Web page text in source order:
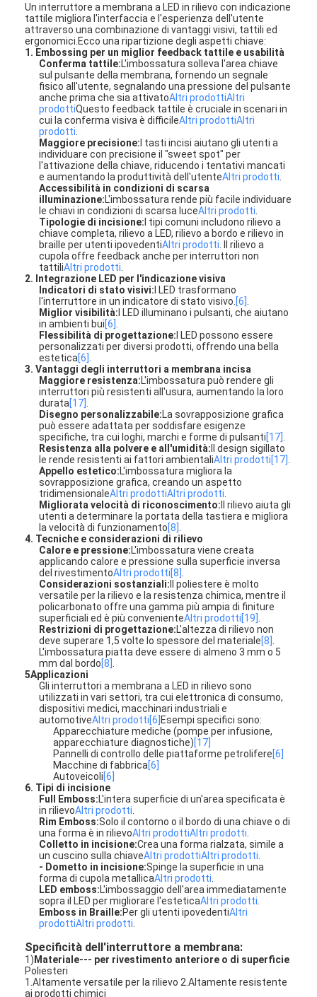
Casa.
Prodotti
Video
Spettacolo VR
Su di noi
Visita alla fabbrica
Controllo della qualità
Contattaci
Notizie
Chiedi un preventivo
Commutatore di membrana del LED
Commutatore di membrana tattile
Un interruttore a membrana a LED in rilievo con indicazione
tattile migliora l'interfaccia e l'esperienza dell'utente
attraverso una combinazione di vantaggi visivi, tattili ed
ergonomici.Ecco una ripartizione degli aspetti chiave:
1. Embossing per un miglior feedback tattile e usabilità
Conferma tattile:L'imbossatura solleva l'area chiave
sul pulsante della membrana, fornendo un segnale
fisico all'utente, segnalando una pressione del pulsante
anche prima che sia attivatoAltri prodottiAltri
prodottiQuesto feedback tattile è cruciale in scenari in
cui la conferma visiva è difficileAltri prodottiAltri
prodotti
Maggiore precisione: I tasti incisi aiutano gli utenti a
individuare con precisione il "sweet spot" per
l'attivazione della chiave, riducendo i tentativi mancati
e aumentando la produttività dell'utenteAltri prodotti
Accessibilità in condizioni di scarsa
illuminazione:L'imbossatura rende più facile individuare
le chiavi in condizioni di scarsa luceAltri prodotti
Tipologie di incisione: I tipi comuni includono rilievo a
chiave completa, rilievo a LED, rilievo a bordo e rilievo in
braille per utenti ipovedentiAltri prodotti . Il rilievo a
cupola offre feedback anche per interruttori non
tattiliAltri prodotti
2. Integrazione LED per l'indicazione visiva
Indicatori di stato visivi: I LED trasformano
l'interruttore in un indicatore di stato visivo. [6]
Miglior visibilità: I LED illuminano i pulsanti, che aiutano
in ambienti bui[6]
Flessibilità di progettazione: I LED possono essere
personalizzati per diversi prodotti, offrendo una bella
estetica[6]
3. Vantaggi degli interruttori a membrana incisa
Maggiore resistenza:L'imbossatura può rendere gli
interruttori più resistenti all'usura, aumentando la loro
durata[17]
Disegno personalizzabile:La sovrapposizione grafica
può essere adattata per soddisfare esigenze
specifiche, tra cui loghi, marchi e forme di pulsanti[17]
Resistenza alla polvere e all'umidità: Il design sigillato
le rende resistenti ai fattori ambientaliAltri prodotti[17]
Appello estetico:L'imbossatura migliora la
sovrapposizione grafica, creando un aspetto
tridimensionaleAltri prodottiAltri prodotti
Migliorata velocità di riconoscimento: Il rilievo aiuta gli
utenti a determinare la portata della tastiera e migliora
la velocità di funzionamento[8]
4. Tecniche e considerazioni di rilievo
Calore e pressione:L'imbossatura viene creata
applicando calore e pressione sulla superficie inversa
del rivestimentoAltri prodotti[8]
Considerazioni sostanziali: Il poliestere è molto
versatile per la rilievo e la resistenza chimica, mentre il
policarbonato offre una gamma più ampia di finiture
superficiali ed è più convenienteAltri prodotti[19]
Restrizioni di progettazione:L'altezza di rilievo non
deve superare 1,5 volte lo spessore del materiale[8]
L'imbossatura piatta deve essere di almeno 3 mm o 5
mm dal bordo[8]
5Applicazioni
Gli interruttori a membrana a LED in rilievo sono
utilizzati in vari settori, tra cui elettronica di consumo,
dispositivi medici, macchinari industriali e
automotiveAltri prodotti[6] Esempi specifici sono:
Apparecchiature mediche (pompe per infusione,
apparecchiature diagnostiche)[17]
Pannelli di controllo delle piattaforme petrolifere[6]
Macchine di fabbrica[6]
Autoveicoli[6]
6. Tipi di incisione
Full Emboss:L'intera superficie di un'area specificata è
in rilievoAltri prodotti
Rim Emboss:Solo il contorno o il bordo di una chiave o di
una forma è in rilievoAltri prodottiAltri prodotti
Colletto in incisione:Crea una forma rialzata, simile a
un cuscino sulla chiaveAltri prodottiAltri prodotti
- Dometto in incisione:Spinge la superficie in una
forma di cupola metallicaAltri prodotti
LED emboss:L'imbossaggio dell'area immediatamente
sopra il LED per migliorare l'esteticaAltri prodotti
Emboss in Braille:Per gli utenti ipovedentiAltri
prodottiAltri prodotti
Specificità dell'interruttore a membrana:
1) Materiale--- per rivestimento anteriore o di superficie
Poliesteri
1.Altamente versatile per la rilievo 2.Altamente resistente
ai prodotti chimici